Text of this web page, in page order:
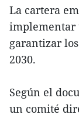
La cartera
implementar
garantizar
2030.
Según el
un comité